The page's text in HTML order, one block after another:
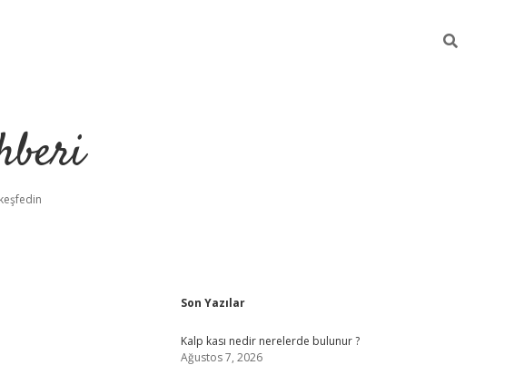
Sidebar
Son Yazılar
Kalp kası nedir nerelerde bulunur ?
Ağustos 7, 2026